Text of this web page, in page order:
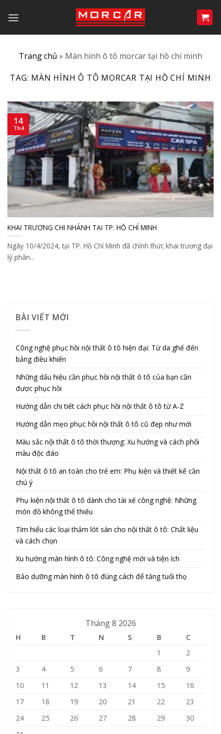
qua
nội
Trang chủ » Màn hình ô tô morcar tại hồ chí minh
TAG: MÀN HÌNH Ô TÔ MORCAR TẠI HỒ CHÍ MINH
BÀI VIẾT MỚI
Công nghệ phục hồi nội thất ô tô hiện đại: Từ da ghế đến
bảng điều khiển
Những dấu hiệu cần phục hồi nội thất ô tô của bạn cần
được phục hồi
Hướng dẫn chi tiết cách phục hồi nội thất ô tô từ A-Z
Hướng dẫn mẹo phục hồi nội thất ô tô cũ đẹp như mới
Màu sắc nội thất ô tô thời thượng: Xu hướng và cách phối
màu độc đáo
Nội thất ô tô an toàn cho trẻ em: Phụ kiện và thiết kế cần
chú ý
Phụ kiện nội thất ô tô dành cho tài xế công nghệ: Những
món đồ không thể thiếu
Tìm hiểu các loại thảm lót sàn cho nội thất ô tô: Chất liệu
và cách chọn
Xu hướng màn hình ô tô: Công nghệ mới và tiện ích
Bảo dưỡng màn hình ô tô đúng cách để tăng tuổi thọ
Tháng 8 2026
H B T N S B
C
1
2
3
4 5 6 7 8
9
10
11 12 13 14 15
16
17
18 19 20 21 22
23
24
25 26 27 28 29
30
KHAI TRƯƠNG CHI NHÁNH TẠI TP. HỒ CHÍ MINH
Ngày 10/4/2024, tại TP. Hồ Chí Minh đã chính thức khai trương đại
lý phân...
14
Th4